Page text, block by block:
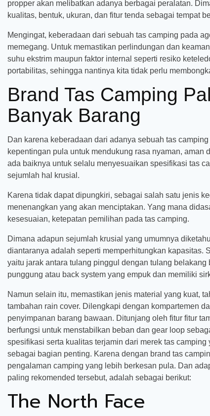
propper akan melibatkan adanya berbagai peralatan.
kualitas, bentuk, ukuran, dan fitur tenda sebagai tempat
Mengingat, keberadaan dari sebuah tas camping pada
memegang. Untuk memastikan perlindungan dan
suhu ekstrim maupun faktor internal seperti resiko
portabilitas, sehingga nantinya kita tidak perlu
Brand Tas Camping
Banyak Barang
Dan karena keberadaan dari adanya sebuah tas
kepentingan pula untuk mendukung rasa nyaman,
ada baiknya untuk selalu menyesuaikan spesifikasi tas
sejumlah hal krusial.
Karena tidak dapat dipungkiri, sebagai salah satu jenis
menenangkan yang akan menciptakan. Yang mana
kesesuaian, ketepatan pemilihan pada tas camping.
Dimana adapun sejumlah krusial yang umumnya
diantaranya adalah seperti memperhitungkan kapasitas.
yaitu jarak antara tulang pinggul dengan tulang
punggung atau back system yang empuk dan memiliki
Namun selain itu, memastikan jenis material yang kuat,
tambahan rain cover. Dilengkapi dengan kompartemen
penyimpanan barang bawaan. Ditunjang oleh fitur fitur
berfungsi untuk menstabilkan beban dan gear loop
spesifikasi serta kualitas terjamin dari merek tas
sebagai bagian penting. Karena dengan brand tas
pengalaman camping yang lebih berkesan pula. Dan
paling rekomended tersebut, adalah sebagai berikut:
The North Face